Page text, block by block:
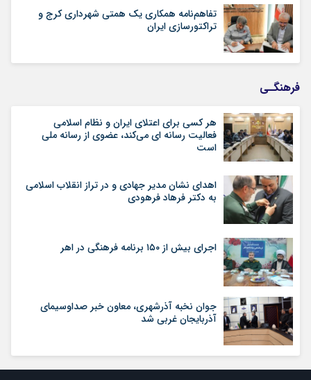
تفاهم‌نامه همکاری یک همتی شهرداری کرج و
تراکتورسازی ایران
فرهنگـی
هر کسی برای اعتلای ایران و نظام اسلامی
فعالیت رسانه ای می‌کند، عضوی از رسانه ملی
است
اهدای نشان مدیر جهادی و در تراز انقلاب اسلامی
به دکتر فرهاد فرهودی
اجرای بیش از ۱۵۰ برنامه فرهنگی در اهر
جوان نخبه آذرشهری، معاون خبر صداوسیمای
آذربایجان غربی شد